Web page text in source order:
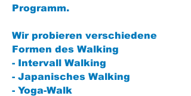
Programm.
Wir probieren verschiedene
Formen des Walking
- Intervall Walking
- Japanisches Walking
- Yoga-Walk